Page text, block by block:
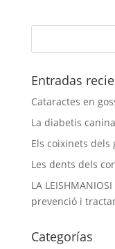
Entradas
Cataractes en
La diabetis canina
Els coixinets dels
Les dents dels
LA
prevenció i
Categorías